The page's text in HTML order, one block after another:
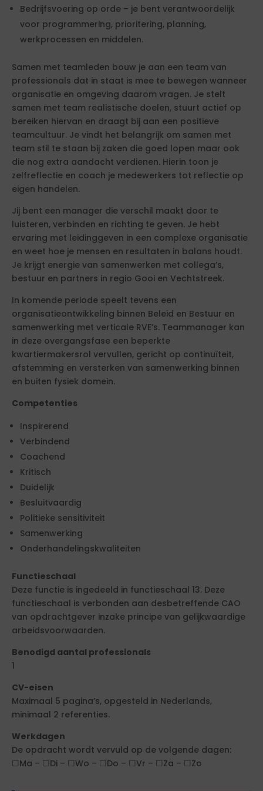
Bedrijfsvoering op orde – je bent verantwoordelijk
voor programmering, prioritering, planning,
werkprocessen en middelen.
Samen met teamleden bouw je aan een team van
professionals dat in staat is mee te bewegen wanneer
organisatie en omgeving daarom vragen. Je stelt
samen met team realistische doelen, stuurt actief op
bereiken hiervan en draagt bij aan een positieve
teamcultuur. Je vindt het belangrijk om samen met
team stil te staan bij zaken die goed lopen maar ook
die nog extra aandacht verdienen. Hierin toon je
zelfreflectie en coach je medewerkers tot reflectie op
eigen handelen.
Jij bent een manager die verschil maakt door te
luisteren, verbinden en richting te geven. Je hebt
ervaring met leidinggeven in een complexe organisatie
en weet hoe je mensen en resultaten in balans houdt.
Je krijgt energie van samenwerken met collega’s,
bestuur en partners in regio Gooi en Vechtstreek.
In komende periode speelt tevens een
organisatieontwikkeling binnen Beleid en Bestuur en
samenwerking met verticale RVE’s. Teammanager kan
in deze overgangsfase een beperkte
kwartiermakersrol vervullen, gericht op continuïteit,
afstemming en versterken van samenwerking binnen
en buiten fysiek domein.
Competenties
Inspirerend
Verbindend
Coachend
Kritisch
Duidelijk
Besluitvaardig
Politieke sensitiviteit
Samenwerking
Onderhandelingskwaliteiten
Functieschaal
Deze functie is ingedeeld in functieschaal 13. Deze
functieschaal is verbonden aan desbetreffende CAO
van opdrachtgever inzake principe van gelijkwaardige
arbeidsvoorwaarden.
Benodigd aantal professionals
1
CV-eisen
Maximaal 5 pagina’s, opgesteld in Nederlands,
minimaal 2 referenties.
Werkdagen
De opdracht wordt vervuld op de volgende dagen:
☐Ma – ☐Di – ☐Wo – ☐Do – ☐Vr – ☐Za – ☐Zo